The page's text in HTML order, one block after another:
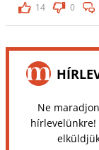
14
0
Ne
hírlevelünkre!